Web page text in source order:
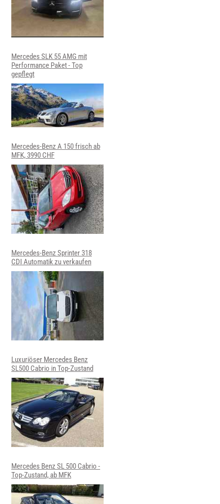
Mercedes SLK 55 AMG mit
Performance Paket - Top
gepflegt
Mercedes-Benz A 150 frisch ab
MFK, 3990 CHF
Mercedes-Benz Sprinter 318
CDI Automatik zu verkaufen
Luxuriöser Mercedes Benz
SL500 Cabrio in Top-Zustand
Mercedes Benz SL 500 Cabrio -
Top-Zustand, ab MFK